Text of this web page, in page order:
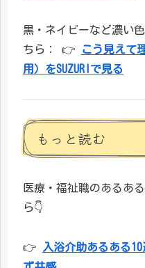
黒・ネイビーなど濃い
ちら： 👉
こう見えて
用）をSUZURIで見る
もっと読む
医療・福祉職のあるあ
ら👇
👉
入浴介助あるある